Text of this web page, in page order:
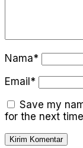
Nama*
Email*
Save my
for the next